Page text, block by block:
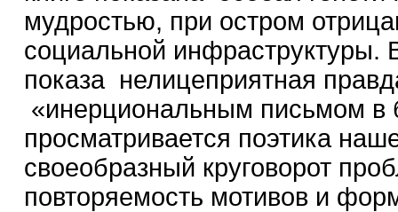
мудростью, при остром
социальной
показа нелицеприятная
«инерциональным письмом в
просматривается поэтика
своеобразный круговорот
повторяемость мотивов и